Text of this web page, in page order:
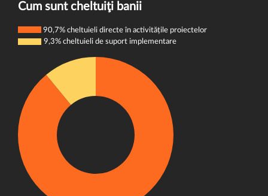
Politica de cookie-uri
Cum sunt cheltuiţi banii
90,7% cheltuieli directe în activitățile proiectelor
9,3% cheltuieli de suport implementare